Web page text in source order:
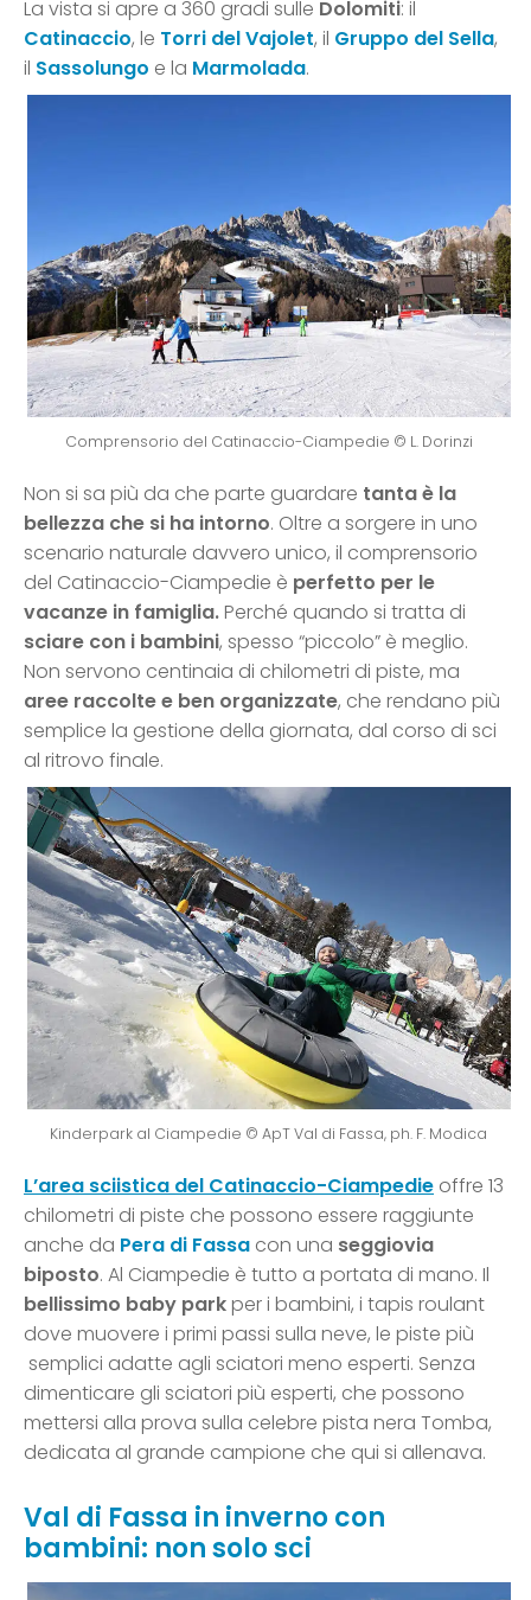
La vista si apre a 360 gradi sulle Dolomiti: il
Catinaccio, le Torri del Vajolet, il Gruppo del Sella,
il Sassolungo e la Marmolada.
Comprensorio del Catinaccio-Ciampedie © L. Dorinzi
Non si sa più da che parte guardare tanta è la
bellezza che si ha intorno. Oltre a sorgere in uno
scenario naturale davvero unico, il comprensorio
del Catinaccio-Ciampedie è perfetto per le
vacanze in famiglia.Perché quando si tratta di
sciare con i bambini, spesso “piccolo” è meglio.
Non servono centinaia di chilometri di piste, ma
aree raccolte e ben organizzate, che rendano più
semplice la gestione della giornata, dal corso di sci
al ritrovo finale.
Kinderpark al Ciampedie © ApT Val di Fassa, ph. F. Modica
L’area sciistica del Catinaccio-Ciampedie offre 13
chilometri di piste che possono essere raggiunte
anche da Pera di Fassa con una seggiovia
biposto. Al Ciampedie è tutto a portata di mano. Il
bellissimo baby parkper i bambini, i tapis roulant
dove muovere i primi passi sulla neve, le piste più
semplici adatte agli sciatori meno esperti. Senza
dimenticare gli sciatori più esperti, che possono
mettersi alla prova sulla celebre pista nera Tomba,
dedicata al grande campione che qui si allenava.
Val di Fassa in inverno con
bambini: non solo sci